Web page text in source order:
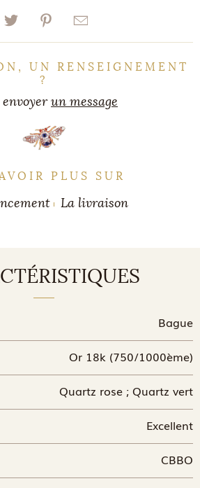
UN RENSEIGNEMENT
?
un message
PLUS SUR
La livraison
Bague
Or 18k (750/1000ème)
Quartz rose ; Quartz vert
Excellent
CBBO